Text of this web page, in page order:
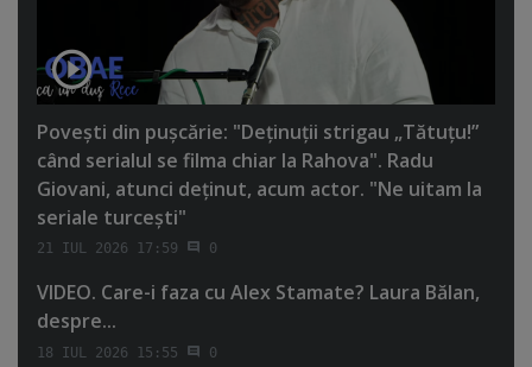
Poveşti din puşcărie: "Deţinuţii strigau „Tătuţu!”
când serialul se filma chiar la Rahova". Radu
Giovani, atunci deţinut, acum actor. "Ne uitam la
seriale turceşti"
21 IUL 2026 17:59 0
VIDEO. Care-i faza cu Alex Stamate? Laura Bălan,
despre...
18 IUL 2026 15:55 0